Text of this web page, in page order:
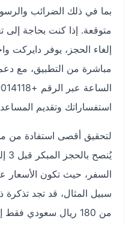
بما في ذلك الضرائب والرسوم،
متوقعة. إذا كنت بحاجة إلى تعديل
إلغاء الحجز، يوفر دايركت واجهة
مباشرة من التطبيق، مع دعم
استفساراتك وتقديم المساعدة
لتحقيق أقصى استفادة من
السفر، حيث تكون الأسعار عادةً
سبيل المثال، قد تجد تذكرة ذهاب
من 180 ريال سعودي فقط إذا